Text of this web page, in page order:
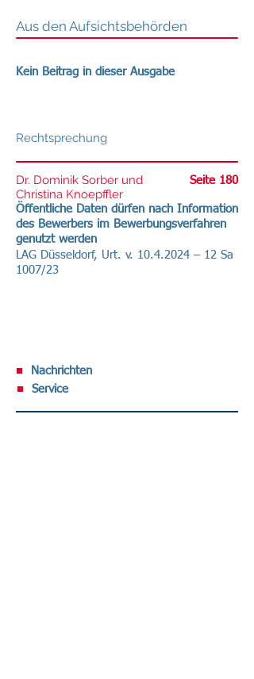
Aus den Aufsichtsbehörden
Kein Beitrag in dieser Ausgabe
Rechtsprechung
Dr. Dominik Sorber und
Christina Knoepffler
Öffentliche Daten dürfen nach Information
des Bewerbers im Bewerbungsverfahren
genutzt werden
Seite 180
LAG Düsseldorf, Urt. v. 10.4.2024 – 12 Sa
1007/23
■
Nachrichten
■
Service